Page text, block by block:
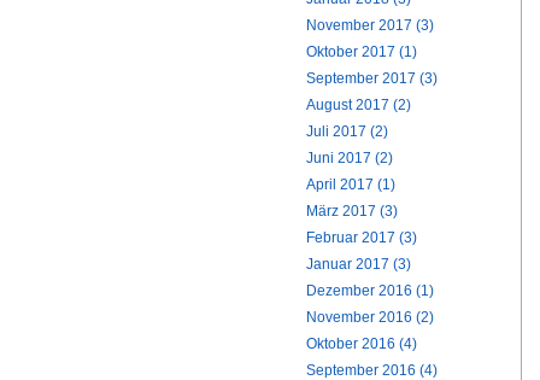
November 2017 (3)
Oktober 2017 (1)
September 2017 (3)
August 2017 (2)
Juli 2017 (2)
Juni 2017 (2)
April 2017 (1)
März 2017 (3)
Februar 2017 (3)
Januar 2017 (3)
Dezember 2016 (1)
November 2016 (2)
Oktober 2016 (4)
September 2016 (4)